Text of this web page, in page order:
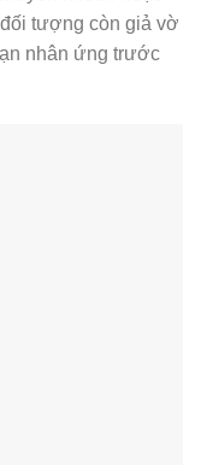
đối tượng còn giả vờ
nhân ứng trước